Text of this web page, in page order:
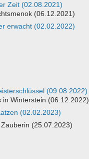
Zeit (02.08.2021)
(06.12.2021)
erwacht (02.02.2022)
(09.08.2022)
in Winterstein (06.12.2022)
(02.02.2023)
(25.07.2023)